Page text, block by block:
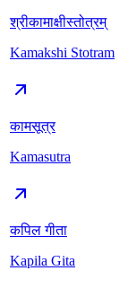
श्रीकामाक्षीस्तोत्रम्
Kamakshi Stotram
कामसूत्र
Kamasutra
कपिल गीता
Kapila Gita